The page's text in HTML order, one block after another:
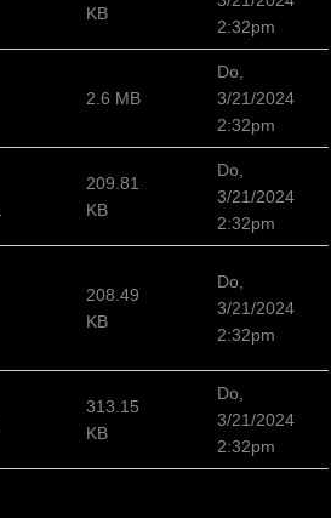
KB
2:32pm
2.6 MB
Do,
3/21/2024
2:32pm
209.81
KB
Do,
3/21/2024
2:32pm
208.49
KB
Do,
3/21/2024
2:32pm
313.15
KB
Do,
3/21/2024
2:32pm